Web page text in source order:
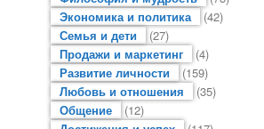
Экономика и политика
(42)
Семья и дети
(27)
Продажи и маркетинг
(4)
Развитие личности
(159)
Любовь и отношения
(35)
Общение
(12)